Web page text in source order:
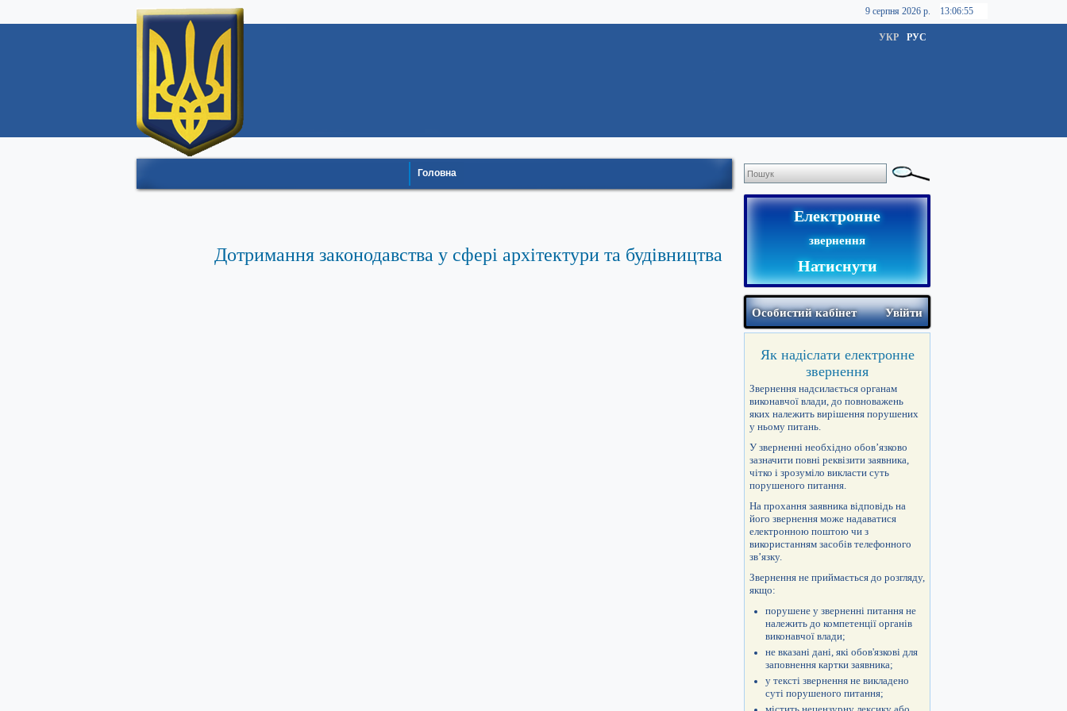
9 серпня 2026 р.
Головна
УКР РУС
Дотримання законодавства у сфері архітектури та будівництва
Електронне
звернення
Натиснути
Особистий кабінет Увійти
Як надіслати електронне
звернення
Звернення надсилається органам
виконавчої влади, до повноважень
яких належить вирішення порушених
у ньому питань.
У зверненні необхідно обов’язково
зазначити повні реквізити заявника,
чітко і зрозуміло викласти суть
порушеного питання.
На прохання заявника відповідь на
його звернення може надаватися
електронною поштою чи з
використанням засобів телефонного
зв’язку.
Звернення не приймається до розгляду,
якщо:
порушене у зверненні питання не
належить до компетенції органів
виконавчої влади;
не вказані дані, які обов'язкові для
заповнення картки заявника;
у тексті звернення не викладено
суті порушеного питання;